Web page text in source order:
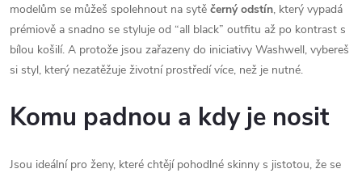
modelům se můžeš spolehnout na sytě černý odstín, který vypadá
prémiově a snadno se styluje od “all black” outfitu až po kontrast s
bílou košilí. A protože jsou zařazeny do iniciativy Washwell, vybereš
si styl, který nezatěžuje životní prostředí více, než je nutné.
Komu padnou a kdy je nosit
Jsou ideální pro ženy, které chtějí pohodlné skinny s jistotou, že se